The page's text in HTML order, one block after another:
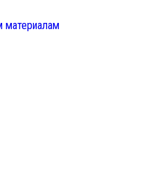
материалам